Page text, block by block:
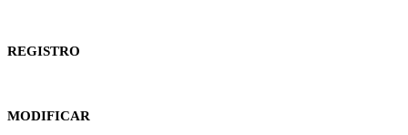
REGISTRO
MODIFICAR